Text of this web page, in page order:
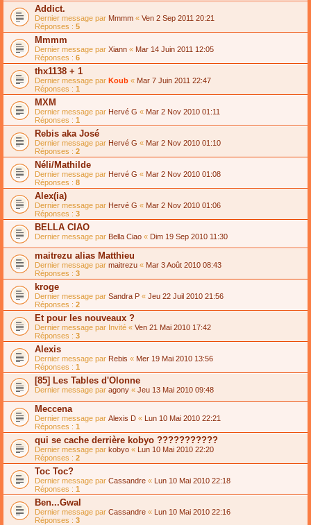
Addict.
Dernier message par Mmmm « Ven 2 Sep 2011 20:21
Réponses : 5
Mmmm
Dernier message par Xiann « Mar 14 Juin 2011 12:05
Réponses : 6
thx1138 + 1
Dernier message par Koub « Mar 7 Juin 2011 22:47
Réponses : 1
MXM
Dernier message par Hervé G « Mar 2 Nov 2010 01:11
Réponses : 1
Rebis aka José
Dernier message par Hervé G « Mar 2 Nov 2010 01:10
Réponses : 2
Néli/Mathilde
Dernier message par Hervé G « Mar 2 Nov 2010 01:08
Réponses : 8
Alex(ia)
Dernier message par Hervé G « Mar 2 Nov 2010 01:06
Réponses : 3
BELLA CIAO
Dernier message par Bella Ciao « Dim 19 Sep 2010 11:30
maitrezu alias Matthieu
Dernier message par maitrezu « Mar 3 Août 2010 08:43
Réponses : 3
kroge
Dernier message par Sandra P « Jeu 22 Juil 2010 21:56
Réponses : 2
Et pour les nouveaux ?
Dernier message par Invité « Ven 21 Mai 2010 17:42
Réponses : 3
Alexis
Dernier message par Rebis « Mer 19 Mai 2010 13:56
Réponses : 1
[85] Les Tables d'Olonne
Dernier message par agony « Jeu 13 Mai 2010 09:48
Meccena
Dernier message par Alexis D « Lun 10 Mai 2010 22:21
Réponses : 1
qui se cache derrière kobyo ???????????
Dernier message par kobyo « Lun 10 Mai 2010 22:20
Réponses : 2
Toc Toc?
Dernier message par Cassandre « Lun 10 Mai 2010 22:18
Réponses : 1
Ben...Gwal
Dernier message par Cassandre « Lun 10 Mai 2010 22:16
Réponses : 3